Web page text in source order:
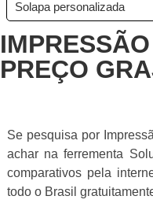
Solapa personalizada
PREÇO
Se pesquisa por
achar na ferrementa
comparativos pela
todo o Brasil